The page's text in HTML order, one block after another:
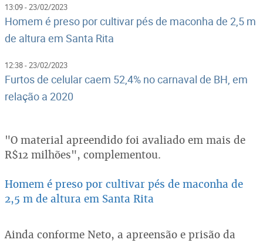
13:09 - 23/02/2023
Homem é preso por cultivar pés de maconha de 2,5 m
de altura em Santa Rita
12:38 - 23/02/2023
Furtos de celular caem 52,4% no carnaval de BH, em
relação a 2020
"O material apreendido foi avaliado em mais de
R$12 milhões", complementou.
Homem é preso por cultivar pés de maconha de
2,5 m de altura em Santa Rita
Ainda conforme Neto, a apreensão e prisão da